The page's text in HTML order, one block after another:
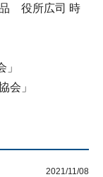
役所広司 時
会」
2021/11/08